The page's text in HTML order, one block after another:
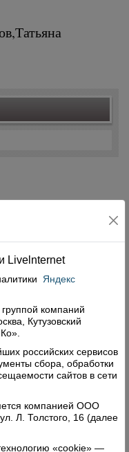
Livelnternet
Яндекс
компаний
Кутузовский
российских сервисов
сбора, обработки
сайтов в сети
компанией ООО
Л. Толстого, 16 (далее
«cookie» —